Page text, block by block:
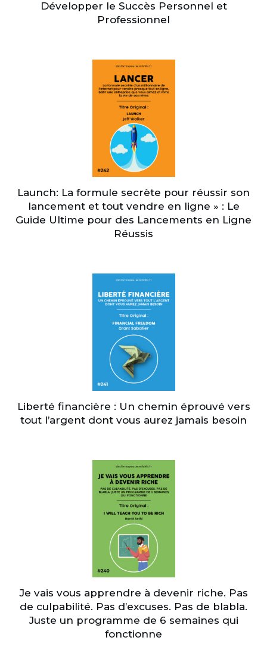
Développer le Succès Personnel et
Professionnel
Launch: La formule secrète pour réussir son
lancement et tout vendre en ligne » : Le
Guide Ultime pour des Lancements en Ligne
Réussis
Liberté financière : Un chemin éprouvé vers
tout l’argent dont vous aurez jamais besoin
Je vais vous apprendre à devenir riche. Pas
de culpabilité. Pas d’excuses. Pas de blabla.
Juste un programme de 6 semaines qui
fonctionne